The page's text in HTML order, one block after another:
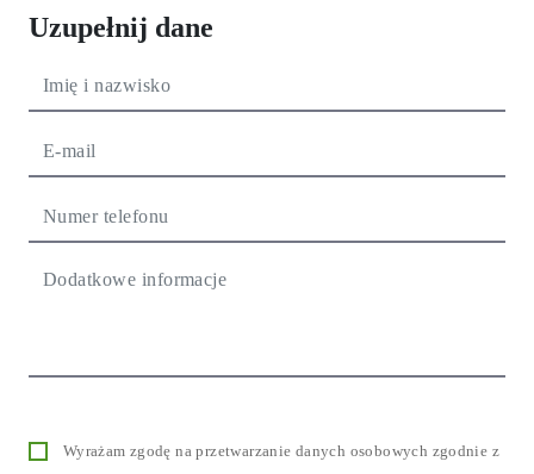
Uzupełnij dane
Wyrażam zgodę na przetwarzanie danych osobowych zgodnie z